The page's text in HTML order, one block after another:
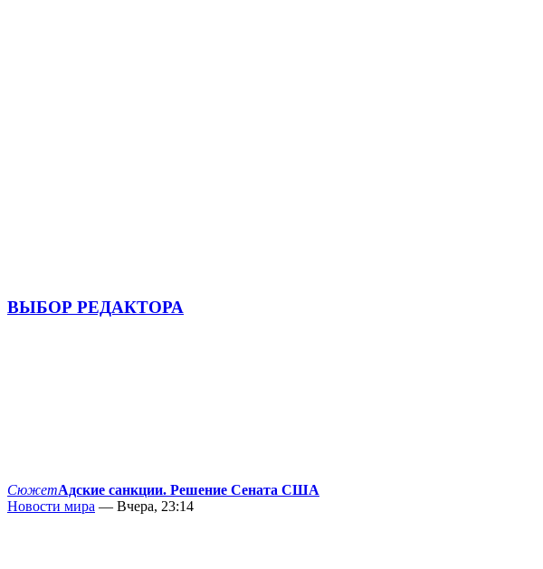
ВЫБОР РЕДАКТОРА
СюжетАдские санкции. Решение Сената США
Новости мира — Вчера, 23:14